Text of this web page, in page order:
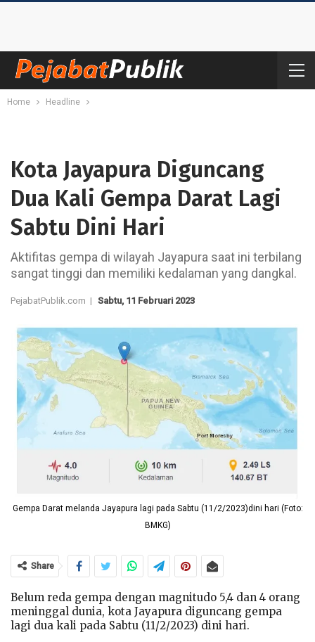
Home Headline
Kota Jayapura Diguncang
Dua Kali Gempa Darat Lagi
Sabtu Dini Hari
Aktifitas gempa di wilayah Jayapura saat ini terbilang
sangat tinggi dan memiliki kedalaman yang dangkal.
PejabatPublik.com | Sabtu, 11 Februari 2023
Gempa Darat melanda Jayapura lagi pada Sabtu (11/2/2023)dini hari (Foto:
BMKG)
Share
Belum reda gempa dengan magnitudo 5,4 dan 4 orang
meninggal dunia, kota Jayapura diguncang gempa
lagi dua kali pada Sabtu (11/2/2023) dini hari.